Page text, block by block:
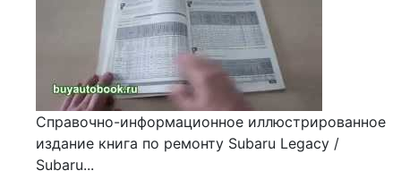
Справочно-информационное иллюстрированное
издание книга по ремонту Subaru Legacy /
Subaru...